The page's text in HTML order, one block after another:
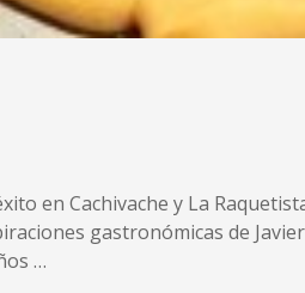
en Cachivache y La
gastronómicas de
…